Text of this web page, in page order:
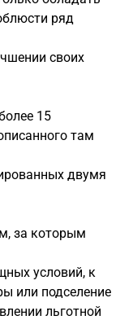
ряд
своих
15
там
двумя
за которым
условий, к
или подселение
льготной